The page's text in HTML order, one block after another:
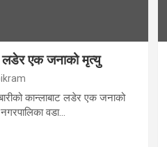
लडेर एक जनाको मृत्यु
कान्लाबाट लडेर एक जनाको
वडा…